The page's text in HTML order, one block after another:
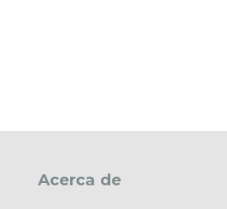
Acerca de